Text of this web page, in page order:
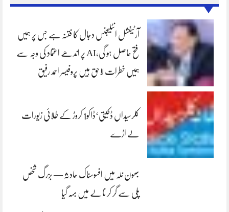
آرٹیفشل انٹلیجنس دجال کا فتنہ ہے جس پر ہمیں
فتح حاصل ہو گی،AI پر اندھے اعتماد کی وجہ سے
ہمیں خطرات لاحق ہیں پروفیسر احمد رفیق
کلرسیداں ڈکیتی‘ڈاکو1 کروڑ کے طلائی زیورات
لے اڑے
بھون نلہ میں افسوسناک حادثہ — بزرگ شخص
پلی سے گر کر نالے میں بہہ گیا